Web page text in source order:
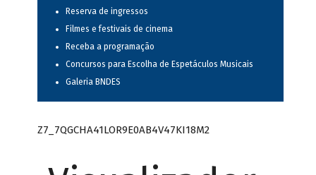
Reserva de ingressos
Filmes e festivais de cinema
Receba a programação
Concursos para Escolha de Espetáculos Musicais
Galeria BNDES
Z7_7QGCHA41LOR9E0AB4V47KI18M2